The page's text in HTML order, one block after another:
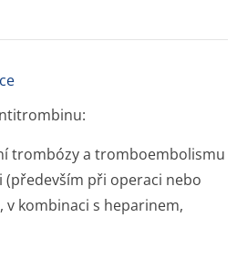
trombózy a tromboembolismu
(především při operaci nebo
kombinaci s heparinem,